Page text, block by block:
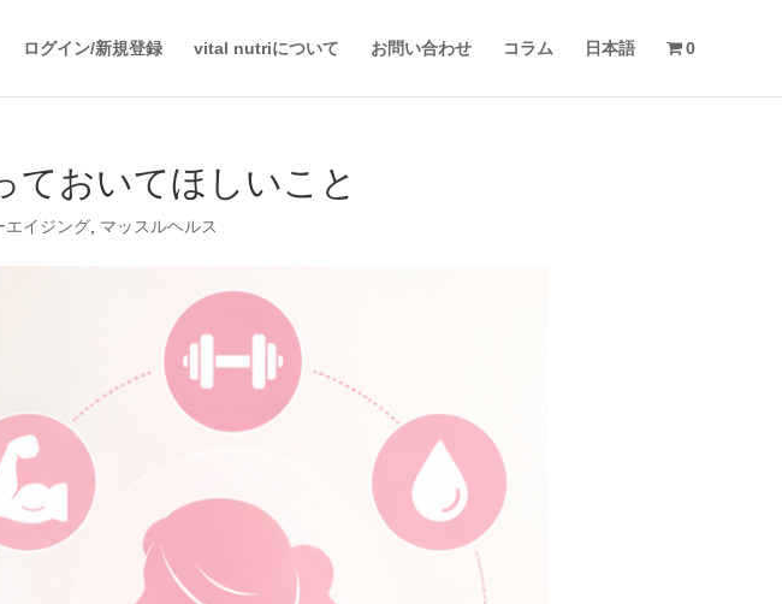
ログイン/新規登録 vital nutriについて お問い合わせ コラム 日本語 0
ておいてほしいこと
エイジング マッスルヘルス